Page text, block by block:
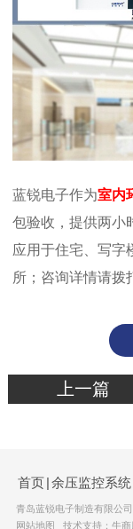
蓝锐电子作为室内
包验收，提供两小
应用于住宅、写字
所；咨询详情请拨
上一篇
首页|余压监控系统
青岛蓝锐电子制造有限公
网站地图
技术支持：牛商